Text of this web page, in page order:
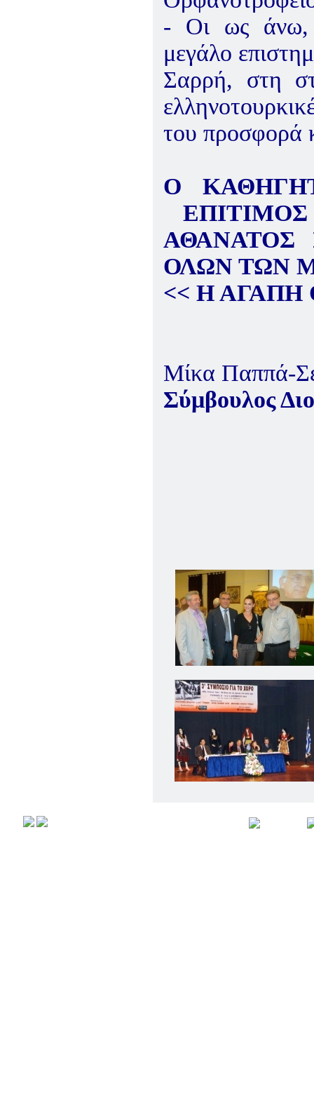
- Οι ως άνω,
μεγάλο
Σαρρή, στη
του προσφορά
Ο
ΑΘΑΝΑΤΟΣ
ΟΛΩΝ ΤΩΝ
<< Η ΑΓΑΠΗ
Μίκα Παππά-
Σύμβουλος